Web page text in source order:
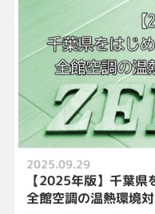
2025.09.29
【2025年版】千葉
全館空調の温熱環境